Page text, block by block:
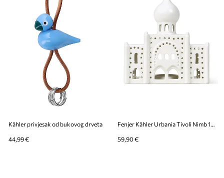
Kähler privjesak od bukovog drveta
44,99 €
Fenjer Kähler Urbania Tivoli Nimb 17 cm
59,90 €